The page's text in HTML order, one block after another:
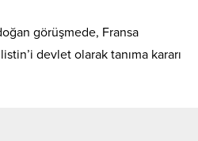
görüşmede, Fransa
devlet olarak tanıma kararı